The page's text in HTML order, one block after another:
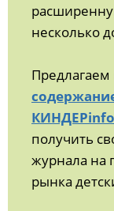
несколько
КИНДЕРinfo
получить
журнала на
рынка